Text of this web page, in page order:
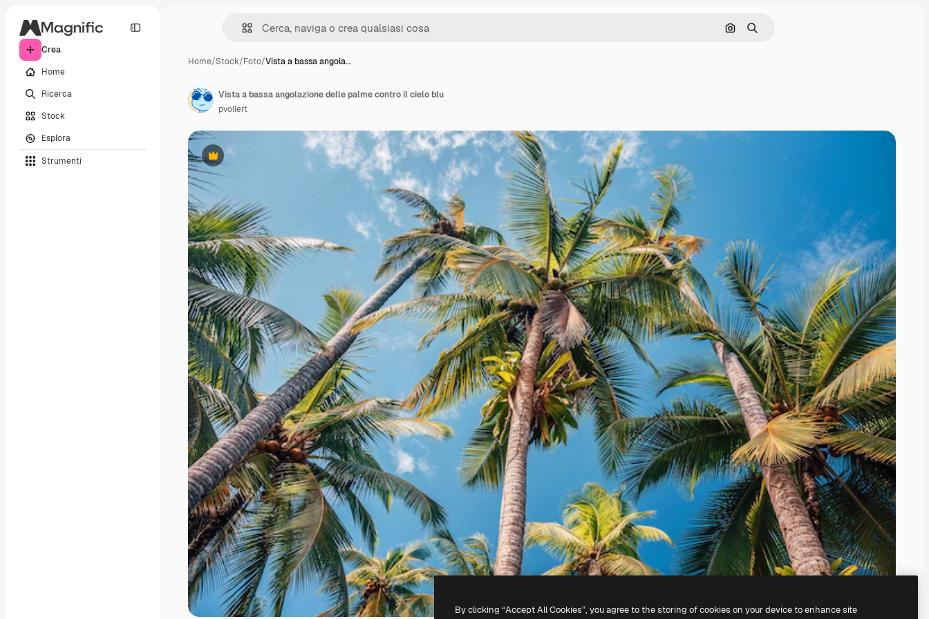
Crea
Home
Ricerca
Stock
Esplora
Strumenti
Cerca per immagine
Ricerca
Home/Stock/Foto/Vista a bassa angola…
Premium
Vista a bassa angolazione delle palme contro il cielo blu
pvollert
By clicking “Accept All Cookies”, you agree to the storing of cookies on your device to enhance site